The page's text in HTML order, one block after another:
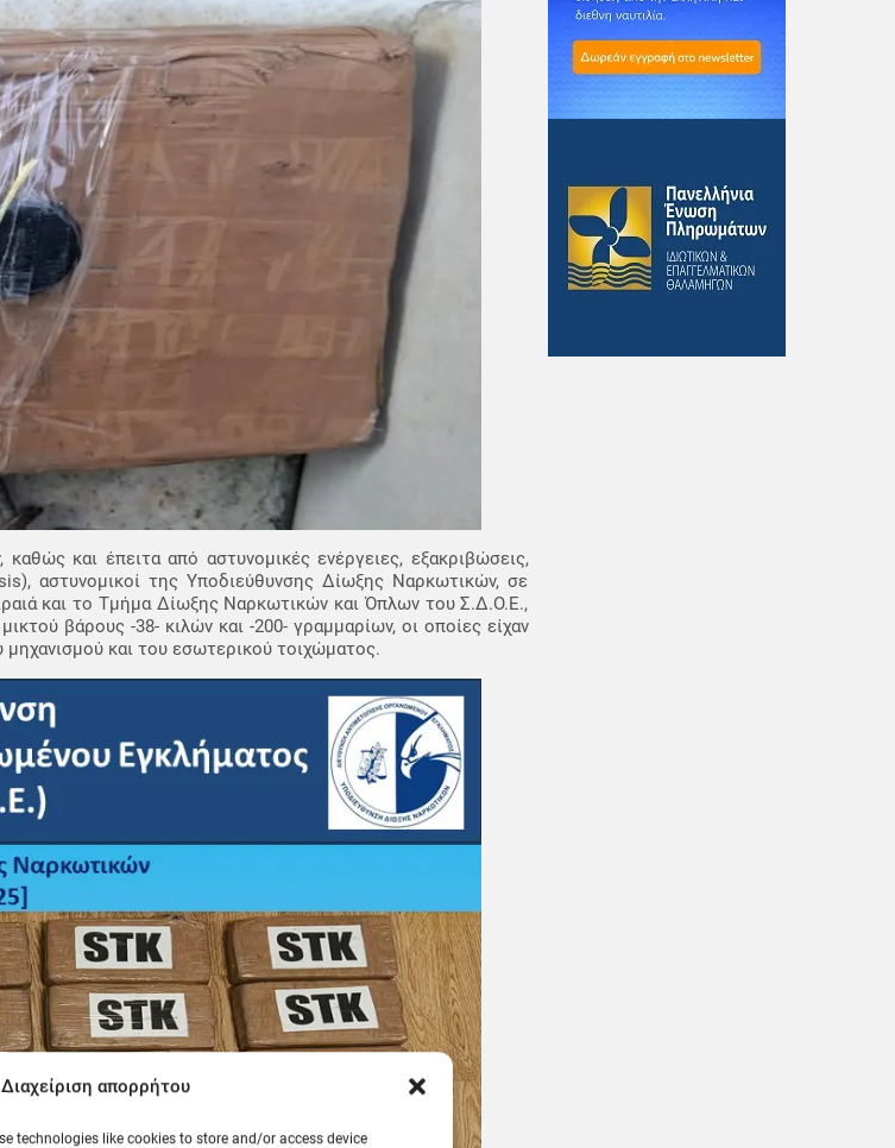
Διαχείριση απορρήτου
technologies like cookies to store and/or access device
και έπειτα από αστυνομικές ενέργειες, εξακριβώσεις,
αστυνομικοί της Υποδιεύθυνσης Δίωξης Ναρκωτικών, σε
και το Τμήμα Δίωξης Ναρκωτικών και Όπλων του Σ.Δ.Ο.Ε.,
βάρους -38- κιλών και -200- γραμμαρίων, οι οποίες είχαν
και του εσωτερικού τοιχώματος.